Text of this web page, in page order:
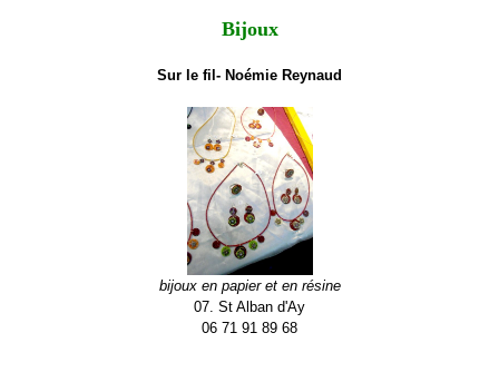
Bijoux
Sur le fil- Noémie Reynaud
bijoux en papier et en résine
07. St Alban d'Ay
06 71 91 89 68